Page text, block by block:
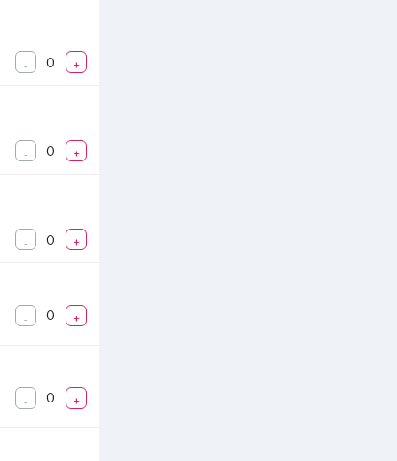
- 0 +
- 0 +
- 0 +
- 0 +
- 0 +